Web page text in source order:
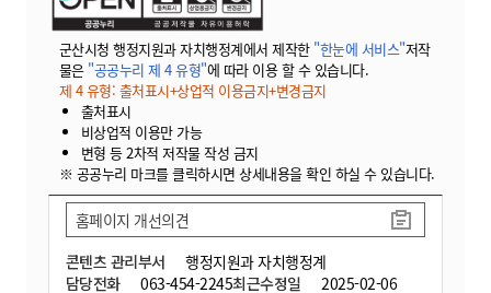
군산시청 행정지원과 자치행정계에서 제작한 "한눈에 서비스"저작
물은 "공공누리 제 4 유형"에 따라 이용 할 수 있습니다.
제 4 유형: 출처표시+상업적 이용금지+변경금지
출처표시
비상업적 이용만 가능
변형 등 2차적 저작물 작성 금지
※ 공공누리 마크를 클릭하시면 상세내용을 확인 하실 수 있습니다.
콘텐츠 관리부서
행정지원과 자치행정계
담당전화
063-454-2245최근수정일 2025-02-06
홈페이지 개선의견